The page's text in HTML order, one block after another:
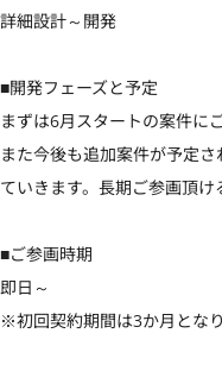
詳細設計～開発
■開発フェーズと予定
まずは6月スタートの案件に
また今後も追加案件が予定
ていきます。長期ご参画頂け
■ご参画時期
即日～
※初回契約期間は3か月となり